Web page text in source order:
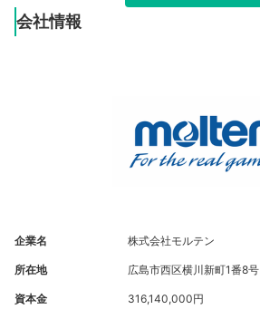
会社情報
企業名 株式会社モルテン
所在地 広島市西区横川新町1番8号
資本金 316,140,000円